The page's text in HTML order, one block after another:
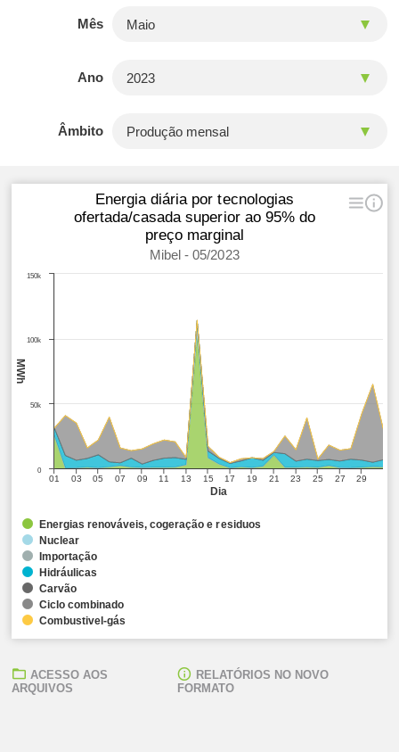
Mês
Ano
Âmbito
Dia
MWh
Energia diária por tecnologias
ofertada/casada superior ao 95% do
preço marginal
Mibel - 05/2023
01 03 05 07 09 11 13 15 17 19 21 23 25 27 29
0
50k
100k
150k
Energias renováveis, cogeração e residuos
Nuclear
Importação
Hidráulicas
Carvão
Ciclo combinado
Combustivel-gás
ACESSO AOS
ARQUIVOS
RELATÓRIOS NO NOVO
FORMATO